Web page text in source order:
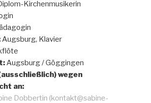
Kirchenmusikerin
Augsburg, Klavier
Augsburg / Göggingen
wegen
an:
Dobbertin (kontakt@sabine-